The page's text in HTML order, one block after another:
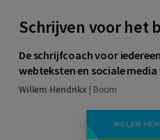
Schrijven voor het
De schrijfcoach voor
webteksten en sociale media
Willem Hendrikx | Boom